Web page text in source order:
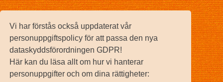
Vi har förstås också uppdaterat vår
personuppgiftspolicy för att passa den nya
dataskyddsförordningen GDPR!
Här kan du läsa allt om hur vi hanterar
personuppgifter och om dina rättigheter: